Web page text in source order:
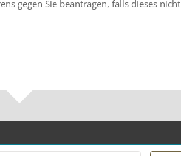
gegen Sie beantragen, falls dieses nicht